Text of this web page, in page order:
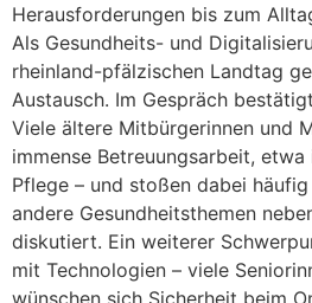
Herausforderungen bis zum
Als Gesundheits- und
rheinland-pfälzischen Landtag
Austausch. Im Gespräch
Viele ältere Mitbürgerinnen und
immense Betreuungsarbeit,
Pflege – und stoßen dabei
andere Gesundheitsthemen
diskutiert. Ein weiterer
mit Technologien – viele
wünschen sich Sicherheit beim